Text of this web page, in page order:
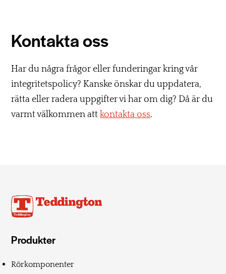
Kontakta oss
Har du några frågor eller funderingar kring vår
integritetspolicy? Kanske önskar du uppdatera,
rätta eller radera uppgifter vi har om dig? Då är du
varmt välkommen attkontakta oss.
Produkter
Rörkomponenter